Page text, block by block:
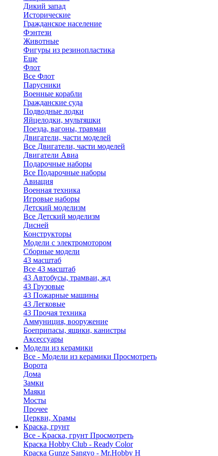
Дикий запад
Исторические
Гражданское население
Фэнтези
Животные
Фигуры из резинопластика
Еще
Флот
Все Флот
Парусники
Военные корабли
Гражданские суда
Подводные лодки
Яйцелодки, мультяшки
Поезда, вагоны, травмаи
Двигатели, части моделей
Все Двигатели, части моделей
Двигатели Авиа
Подарочные наборы
Все Подарочные наборы
Авиация
Военная техника
Игровые наборы
Детский моделизм
Все Детский моделизм
Дисней
Конструкторы
Модели с электромотором
Сборные модели
43 масштаб
Все 43 масштаб
43 Автобусы, трамваи, жд
43 Грузовые
43 Пожарные машины
43 Легковые
43 Прочая техника
Аммуниция, вооружение
Боеприпасы, ящики, канистры
Аксессуары
Модели из керамики
Все - Модели из керамики Просмотреть
Ворота
Дома
Замки
Маяки
Мосты
Прочее
Церкви, Храмы
Краска, грунт
Все - Краска, грунт Просмотреть
Краска Hobby Club - Ready Color
Краска Gunze Sangyo - Mr.Hobby H